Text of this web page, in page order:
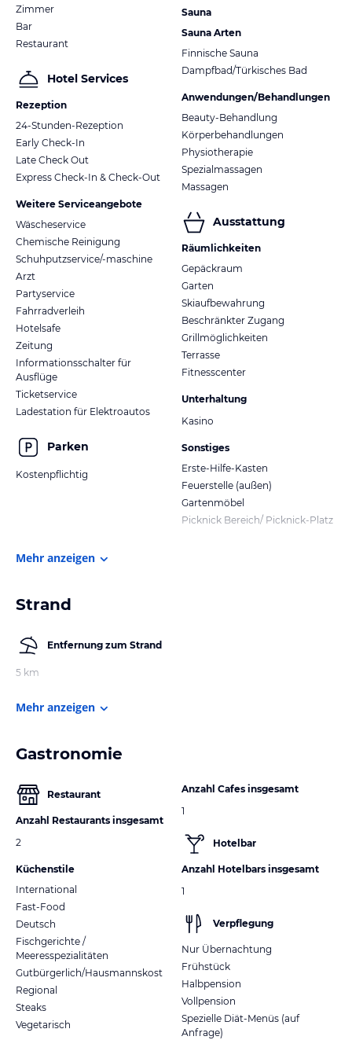
Zimmer
Bar
Restaurant
Hotel Services
Rezeption
24-Stunden-Rezeption
Early Check-In
Late Check Out
Express Check-In & Check-Out
Weitere Serviceangebote
Wäscheservice
Chemische Reinigung
Schuhputzservice/-maschine
Arzt
Partyservice
Fahrradverleih
Hotelsafe
Zeitung
Informationsschalter für
Ausflüge
Ticketservice
Ladestation für Elektroautos
Parken
Kostenpflichtig
Sauna
Sauna Arten
Finnische Sauna
Dampfbad/Türkisches Bad
Anwendungen/Behandlungen
Beauty-Behandlung
Körperbehandlungen
Physiotherapie
Spezialmassagen
Massagen
Ausstattung
Räumlichkeiten
Gepäckraum
Garten
Skiaufbewahrung
Beschränkter Zugang
Grillmöglichkeiten
Terrasse
Fitnesscenter
Unterhaltung
Kasino
Sonstiges
Erste-Hilfe-Kasten
Feuerstelle (außen)
Gartenmöbel
Picknick Bereich/ Picknick-Platz
Mehr anzeigen
Strand
Entfernung zum Strand
5 km
Mehr anzeigen
Gastronomie
Restaurant
Anzahl Restaurants insgesamt
2
Küchenstile
International
Fast-Food
Deutsch
Fischgerichte /
Meeresspezialitäten
Gutbürgerlich/Hausmannskost
Regional
Steaks
Vegetarisch
Anzahl Cafes insgesamt
1
Hotelbar
Anzahl Hotelbars insgesamt
1
Verpflegung
Nur Übernachtung
Frühstück
Halbpension
Vollpension
Spezielle Diät-Menüs (auf
Anfrage)